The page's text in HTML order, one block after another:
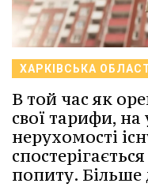
ХАРКІВСЬКА
В той час як
свої тарифи,
нерухомості
попиту. Більше